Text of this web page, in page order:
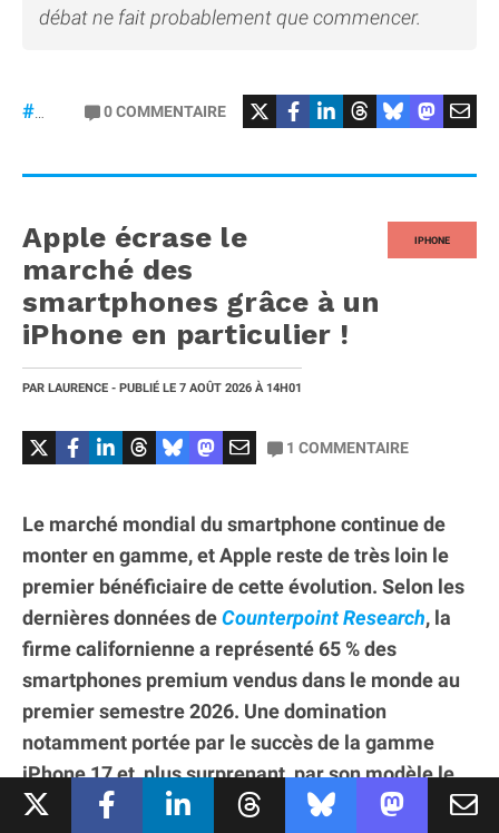
débat ne fait probablement que commencer.
#Puces #SpaceX#Tesla
0COMMENTAIRE
IPHONE
Apple écrase le
marché des
smartphones grâce à un
iPhone en particulier !
PAR LAURENCE - PUBLIÉ LE 7 AOÛT 2026 À 14H01
1 COMMENTAIRE
Le marché mondial du smartphone continue de
monter en gamme, et Apple reste de très loin le
premier bénéficiaire de cette évolution. Selon les
dernières données deCounterpoint Research, la
firme californienne a représenté 65 % des
smartphones premium vendus dans le monde au
premier semestre 2026. Une domination
notamment portée par le succès de la gamme
iPhone 17 et, plus surprenant, par son modèle le
plus accessible.